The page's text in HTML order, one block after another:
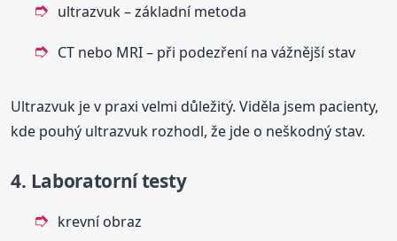
ultrazvuk – základní metoda
CT nebo MRI – při podezření na vážnější stav
Ultrazvuk je v praxi velmi důležitý. Viděla jsem pacienty,
kde pouhý ultrazvuk rozhodl, že jde o neškodný stav.
4. Laboratorní testy
krevní obraz